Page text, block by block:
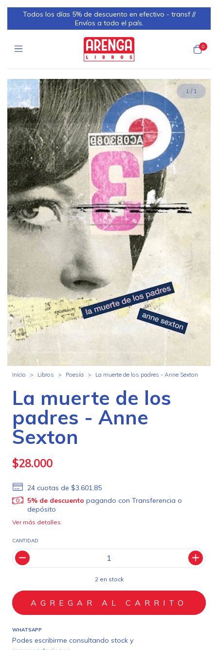
Todos los días 5% de descuento en efectivo - transf //
Envíos a todo el país.
0
1 / 1
Inicio > Libros > Poesía > La muerte de los padres - Anne Sexton
La muerte de los
padres - Anne
Sexton
$28.000
24 cuotas de$3.601,85
5% de descuento pagando con Transferencia o
depósito
Ver más detalles
CANTIDAD
2 en stock
WHATSAPP
Podes escribirme consultando stock y